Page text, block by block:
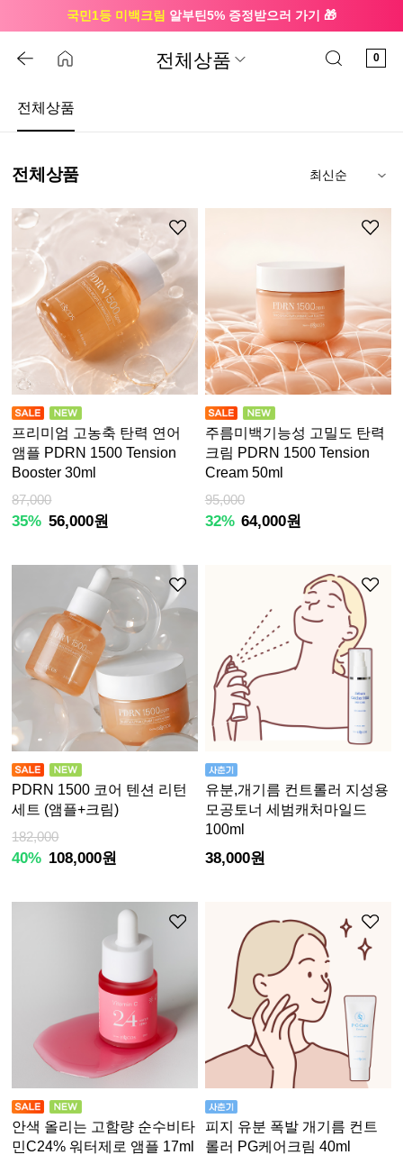
국민1등 미백크림 알부틴5% 증정받으러 가기 🎁
0
전체상품
전체상품
전체상품
프리미엄 고농축 탄력 연어
앰플 PDRN 1500 Tension
Booster 30ml
87,000
35% 56,000원
주름미백기능성 고밀도 탄력
크림 PDRN 1500 Tension
Cream 50ml
95,000
32% 64,000원
PDRN 1500 코어 텐션 리턴
세트 (앰플+크림)
182,000
40% 108,000원
유분,개기름 컨트롤러 지성용
모공토너 세범캐처마일드
100ml
38,000원
안색 올리는 고함량 순수비타
민C24% 워터제로 앰플 17ml
피지 유분 폭발 개기름 컨트
롤러 PG케어크림 40ml